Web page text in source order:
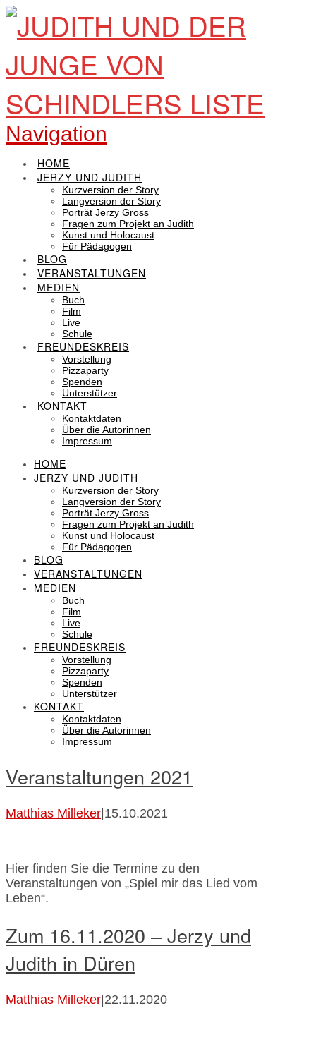
Navigation
HOME
JERZY UND JUDITH
Kurzversion der Story
Langversion der Story
Porträt Jerzy Gross
Fragen zum Projekt an Judith
Kunst und Holocaust
Für Pädagogen
BLOG
VERANSTALTUNGEN
MEDIEN
Buch
Film
Live
Schule
FREUNDESKREIS
Vorstellung
Pizzaparty
Spenden
Unterstützer
KONTAKT
Kontaktdaten
Über die Autorinnen
Impressum
HOME
JERZY UND JUDITH
Kurzversion der Story
Langversion der Story
Porträt Jerzy Gross
Fragen zum Projekt an Judith
Kunst und Holocaust
Für Pädagogen
BLOG
VERANSTALTUNGEN
MEDIEN
Buch
Film
Live
Schule
FREUNDESKREIS
Vorstellung
Pizzaparty
Spenden
Unterstützer
KONTAKT
Kontaktdaten
Über die Autorinnen
Impressum
Veranstaltungen 2021
Matthias Milleker|15.10.2021
Hier finden Sie die Termine zu den
Veranstaltungen von „Spiel mir das Lied vom
Leben“.
Zum 16.11.2020 – Jerzy und
Judith in Düren
Matthias Milleker|22.11.2020